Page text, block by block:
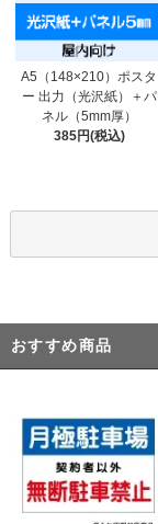
A5（148×210）ポスタ
ー 出力（光沢紙）＋パ
ネル（5mm厚）
385円(税込)
おすすめ商品